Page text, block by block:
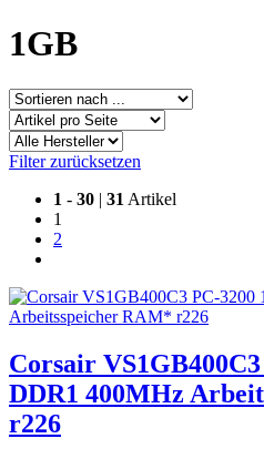
1GB
Filter zurücksetzen
1 - 30 | 31 Artikel
1
2
Corsair
DDR1 400MHz
r226